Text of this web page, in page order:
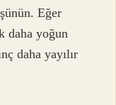
Eğer
daha yoğun
daha yayılır